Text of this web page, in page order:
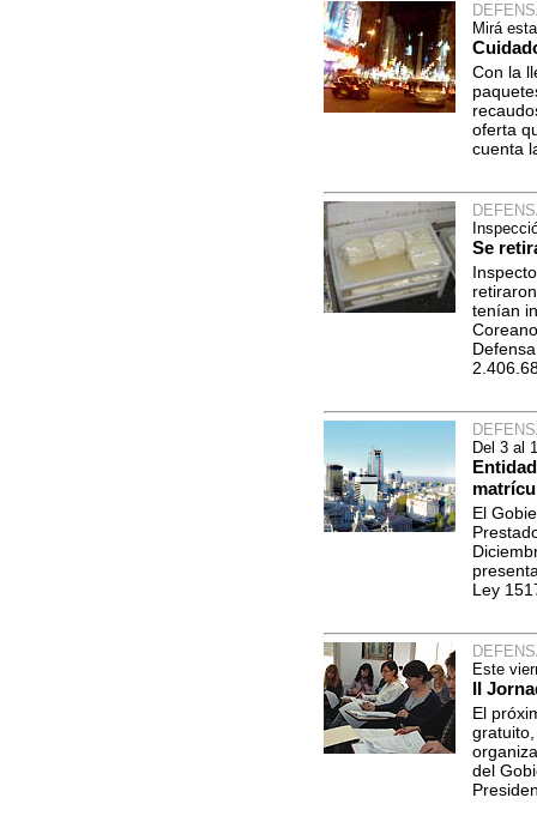
Mirá
Con la
oferta
cuenta
Se
tenían
Del 3 al
El
Ley
Este
II
El
del